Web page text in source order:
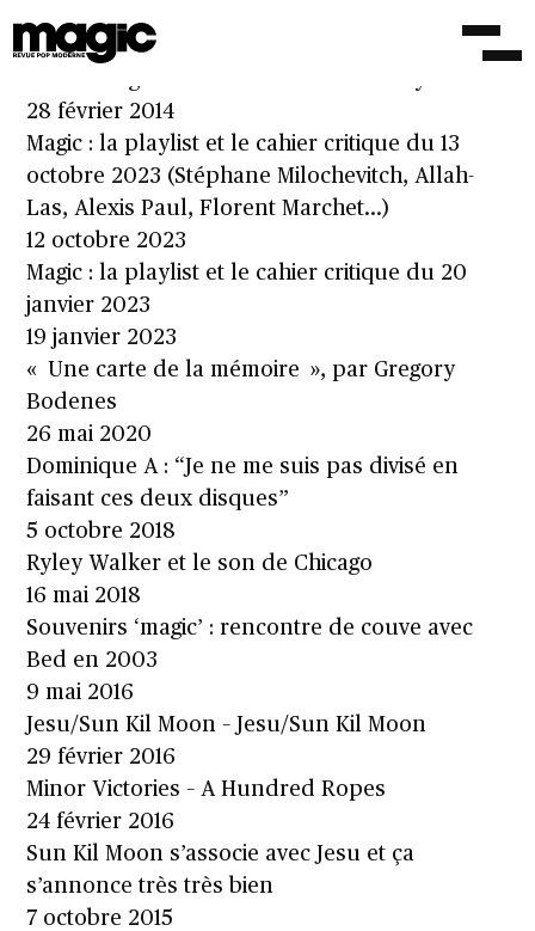
8 septembre 2014
28 février 2014
Magic : la playlist et le cahier critique du 13
octobre 2023 (Stéphane Milochevitch, Allah-
Las, Alexis Paul, Florent Marchet…)
12 octobre 2023
Magic : la playlist et le cahier critique du 20
janvier 2023
19 janvier 2023
« Une carte de la mémoire », par Gregory
Bodenes
26 mai 2020
Dominique A : “Je ne me suis pas divisé en
faisant ces deux disques”
5 octobre 2018
Ryley Walker et le son de Chicago
16 mai 2018
Souvenirs ‘magic’ : rencontre de couve avec
Bed en 2003
9 mai 2016
Jesu/Sun Kil Moon – Jesu/Sun Kil Moon
29 février 2016
Minor Victories – A Hundred Ropes
24 février 2016
Sun Kil Moon s’associe avec Jesu et ça
s’annonce très très bien
7 octobre 2015